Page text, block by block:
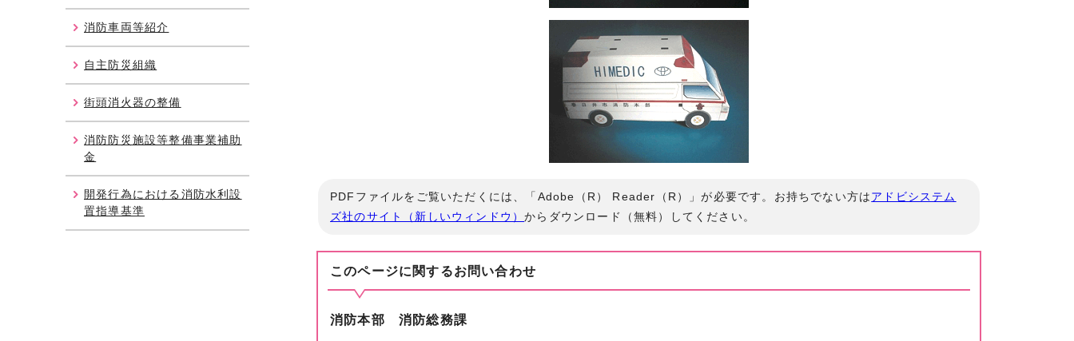
PDFファイルをご覧いただくには、「Adobe（R） Reader（R）」が必要です。お持ちでない方はアドビシステム
ズ社のサイト（新しいウィンドウ）からダウンロード（無料）してください。
このページに関するお問い合わせ
消防本部 消防総務課
消防車両等紹介
自主防災組織
街頭消火器の整備
消防防災施設等整備事業補助
金
開発行為における消防水利設
置指導基準